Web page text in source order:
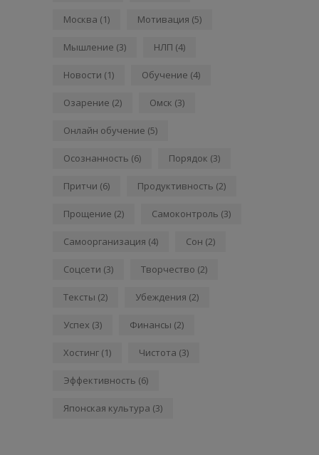
Москва (1) Мотивация (5)
Мышление (3) НЛП (4)
Новости (1) Обучение (4)
Озарение (2) Омск (3)
Онлайн обучение (5)
Осознанность (6) Порядок (3)
Притчи (6) Продуктивность (2)
Прощение (2) Самоконтроль (3)
Самоорганизация (4) Сон (2)
Соцсети (3) Творчество (2)
Тексты (2) Убеждения (2)
Успех (3) Финансы (2)
Хостинг (1) Чистота (3)
Эффективность (6)
Японская культура (3)